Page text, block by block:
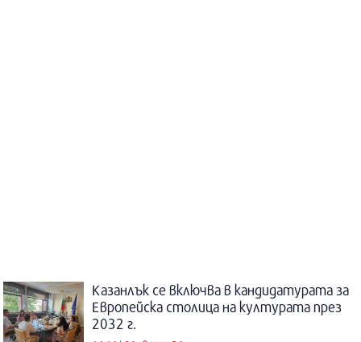
Казанлък се включва в кандидатурата за
Европейска столица на културата през
2032 г.